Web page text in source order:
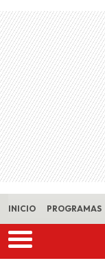
Skip to main content
INICIO PROGRAMAS